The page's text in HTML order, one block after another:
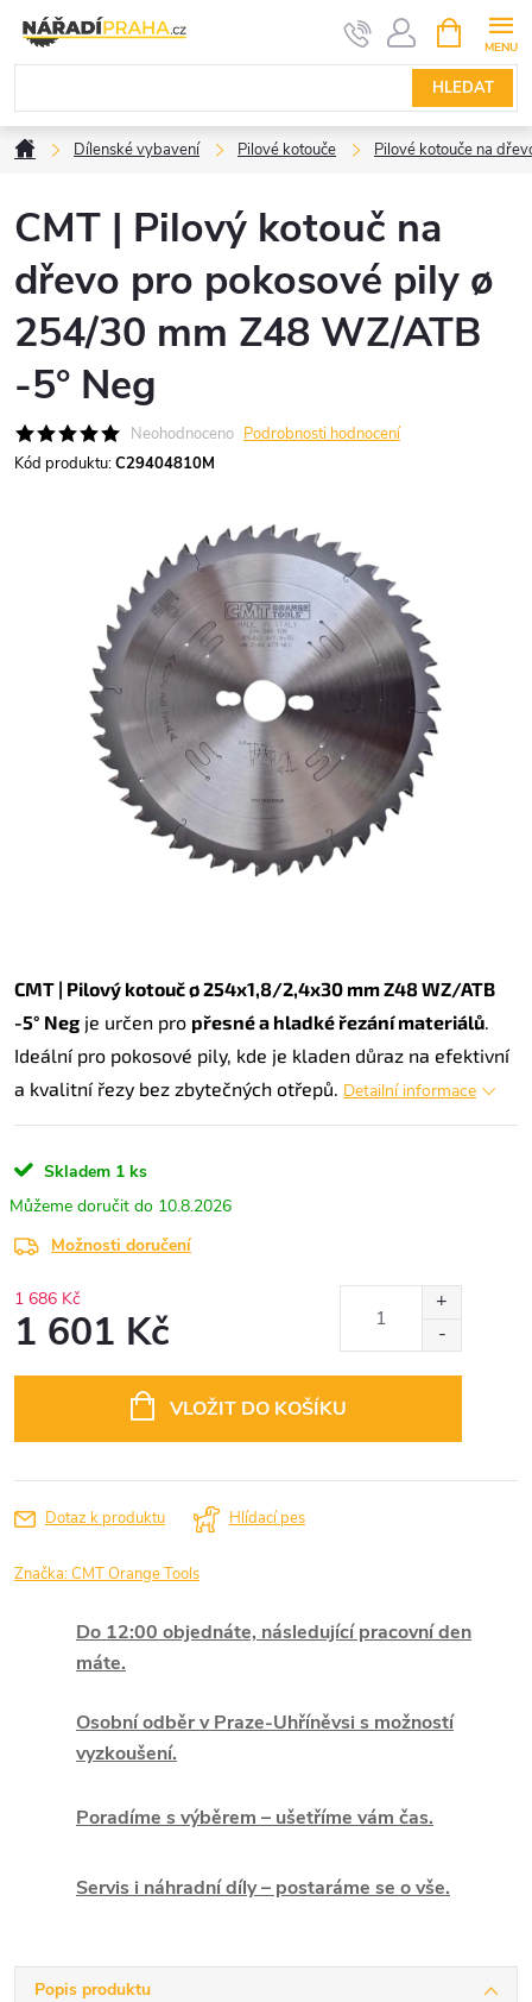
obsah
HLEDAT
NÁKUPNÍ
KOŠÍK
DomůDílenské vybavení Pilové kotouče Pilové kotouče na
CMT | Pilový kotouč na
dřevo pro pokosové pily ø
254/30 mm Z48 WZ/ATB
-5° Neg
Neohodnoceno Podrobnosti hodnocení
Kód produktu:C29404810M
CMT | Pilový kotouč ø 254x1,8/2,4x30 mm Z48 WZ/ATB
-5° Neg je určen pro přesné a hladké řezání materiálů.
Ideální pro pokosové pily, kde je kladen důraz na efektivní
a kvalitní řezy bez zbytečných otřepů. Detailní informace
Skladem 1 ks
10.8.2026
Možnosti doručení
1 686 Kč
1 601 Kč
VLOŽIT DO KOŠÍKU
Dotaz k produktu Hlídací pes
Značka:CMT Orange Tools
Do 12:00 objednáte, následující pracovní den
máte.
Osobní odběr v Praze-Uhříněvsi s možností
vyzkoušení.
Poradíme s výběrem – ušetříme vám čas.
Servis i náhradní díly – postaráme se o vše.
Popis produktu